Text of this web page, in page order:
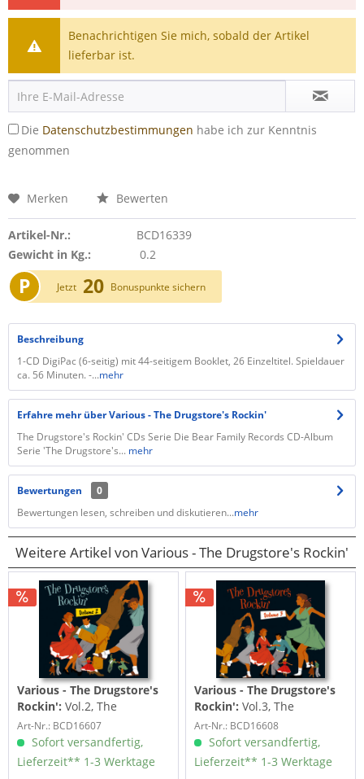
Benachrichtigen Sie mich, sobald der Artikel
lieferbar ist.
Die Datenschutzbestimmungen habe ich zur Kenntnis
genommen
Merken Bewerten
Artikel-Nr.:
BCD16339
Gewicht in Kg.:
0.2
P Jetzt 20 Bonuspunkte sichern
Beschreibung
1-CD DigiPac (6-seitig) mit 44-seitigem Booklet, 26 Einzeltitel. Spieldauer
ca. 56 Minuten. -...mehr
Erfahre mehr über Various - The Drugstore's Rockin'
The Drugstore's Rockin' CDs Serie Die Bear Family Records CD-Album
Serie 'The Drugstore's... mehr
Bewertungen
0
Bewertungen lesen, schreiben und diskutieren...mehr
Weitere Artikel von Various - The Drugstore's Rockin'
Various - The Drugstore's
Rockin': Vol.2, The
Drugstore's Rockin' (CD)
Art-Nr.: BCD16607
Sofort versandfertig,
Lieferzeit** 1-3 Werktage
Various - The Drugstore's
Rockin': Vol.3, The
Drugstore's Rockin' (CD)
Art-Nr.: BCD16608
Sofort versandfertig,
Lieferzeit** 1-3 Werktage